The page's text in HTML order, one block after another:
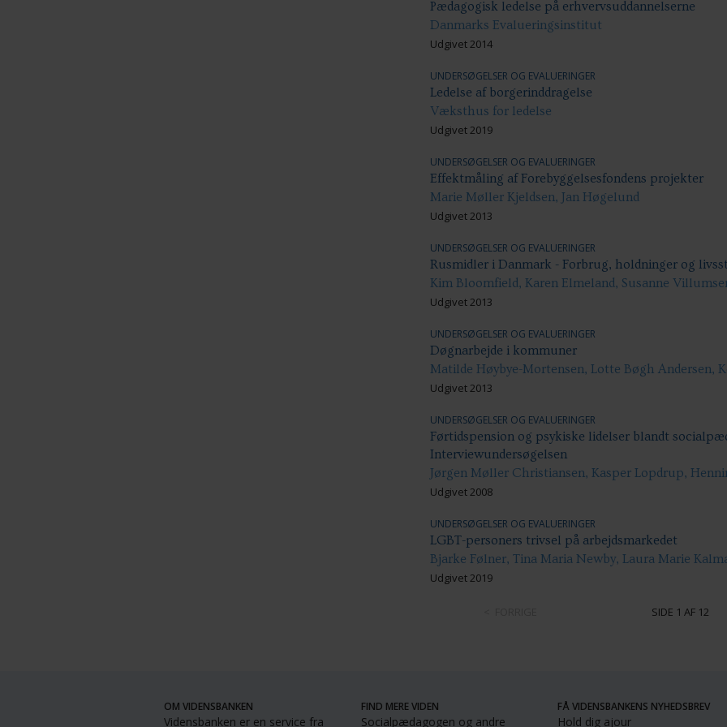
Pædagogisk ledelse på erhvervsuddannelserne
Danmarks Evalueringsinstitut
Udgivet 2014
UNDERSØGELSER OG EVALUERINGER
Ledelse af borgerinddragelse
Væksthus for ledelse
Udgivet 2019
UNDERSØGELSER OG EVALUERINGER
Effektmåling af Forebyggelsesfondens projekter
Marie Møller Kjeldsen, Jan Høgelund
Udgivet 2013
UNDERSØGELSER OG EVALUERINGER
Rusmidler i Danmark - Forbrug, holdninger og
Kim Bloomfield, Karen Elmeland, Susanne
Udgivet 2013
UNDERSØGELSER OG EVALUERINGER
Døgnarbejde i kommuner
Matilde Høybye-Mortensen, Lotte Bøgh Andersen,
Udgivet 2013
UNDERSØGELSER OG EVALUERINGER
Førtidspension og psykiske lidelser blandt
Interviewundersøgelsen
Jørgen Møller Christiansen, Kasper Lopdrup,
Udgivet 2008
UNDERSØGELSER OG EVALUERINGER
LGBT-personers trivsel på arbejdsmarkedet
Bjarke Følner, Tina Maria Newby, Laura Marie
Udgivet 2019
SIDE 1 AF 12
OM VIDENSBANKEN
Vidensbanken er en service fra
FIND MERE VIDEN
Socialpædagogen og andre
FÅ VIDENSBANKENS NYHEDSBREV
Hold dig ajour